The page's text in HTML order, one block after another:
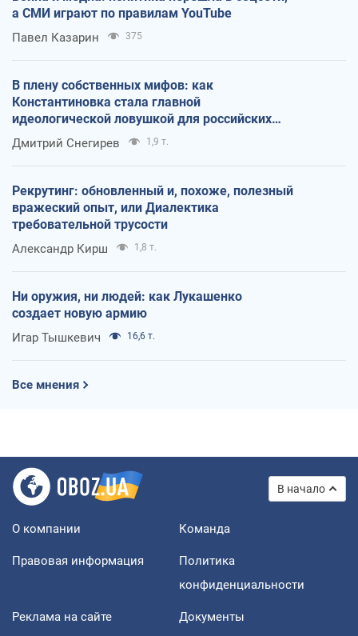
а СМИ играют по правилам YouTube
Павел Казарин 375
В плену собственных мифов: как
Константиновка стала главной
идеологической ловушкой для российских
оккупантов
Дмитрий Снегирев 1,9 т.
Рекрутинг: обновленный и, похоже, полезный
вражеский опыт, или Диалектика
требовательной трусости
Александр Кирш 1,8 т.
Ни оружия, ни людей: как Лукашенко
создает новую армию
Игар Тышкевич 16,6 т.
Все мнения
В начало
О компании Команда
Правовая информация
Политика
конфиденциальности
Реклама на сайте Документы